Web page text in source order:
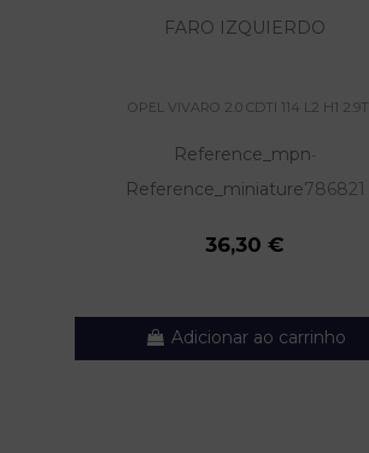
FARO IZQUIERDO
OPEL VIVARO 2.0 CDTI 114 L2 H1 2.9T
Reference_mpn-
Reference_miniature786821
36,30 €
Adicionar ao carrinho